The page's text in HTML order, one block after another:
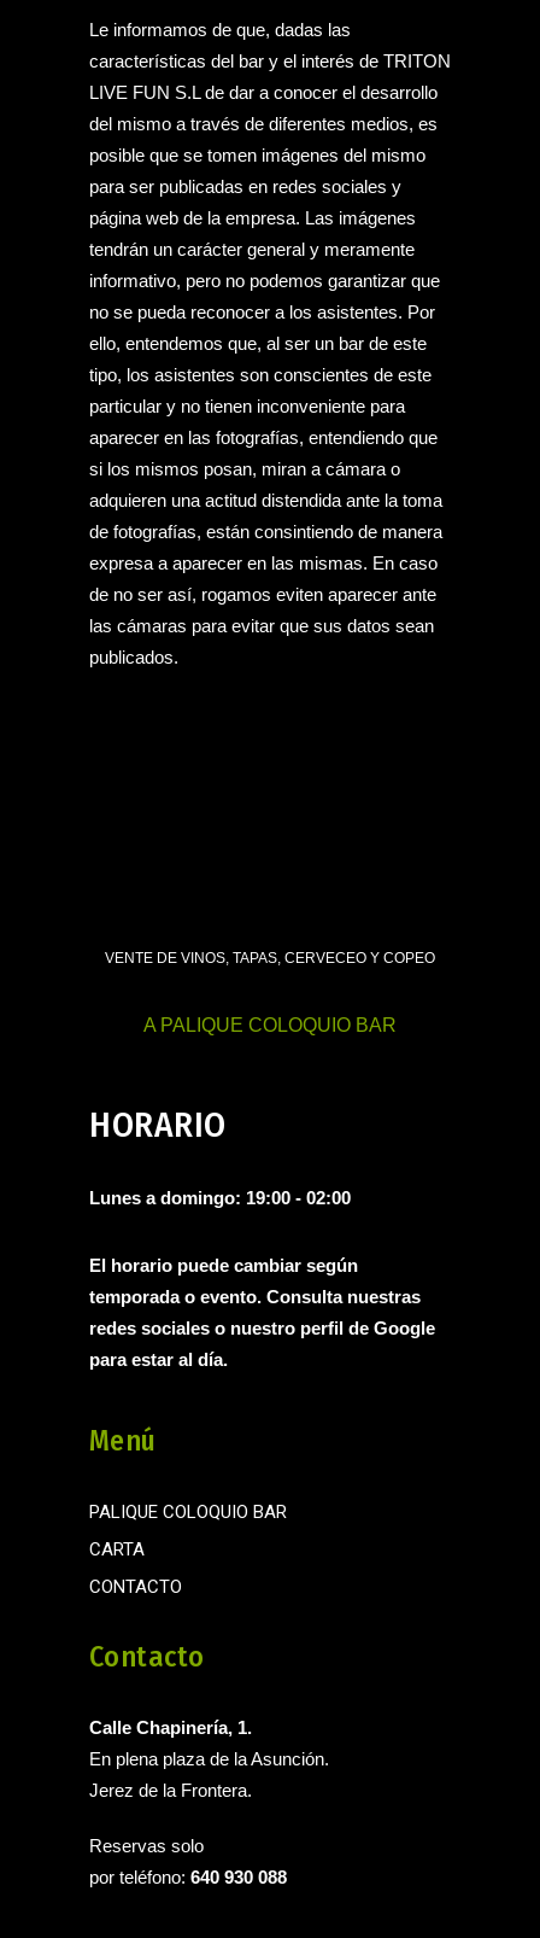
Le informamos de que, dadas las
características del bar y el interés de TRITON
LIVE FUN S.L de dar a conocer el desarrollo
del mismo a través de diferentes medios, es
posible que se tomen imágenes del mismo
para ser publicadas en redes sociales y
página web de la empresa. Las imágenes
tendrán un carácter general y meramente
informativo, pero no podemos garantizar que
no se pueda reconocer a los asistentes. Por
ello, entendemos que, al ser un bar de este
tipo, los asistentes son conscientes de este
particular y no tienen inconveniente para
aparecer en las fotografías, entendiendo que
si los mismos posan, miran a cámara o
adquieren una actitud distendida ante la toma
de fotografías, están consintiendo de manera
expresa a aparecer en las mismas. En caso
de no ser así, rogamos eviten aparecer ante
las cámaras para evitar que sus datos sean
publicados.
VENTE DE VINOS, TAPAS, CERVECEO Y COPEO
A PALIQUE COLOQUIO BAR
HORARIO
Lunes a domingo: 19:00 - 02:00
El horario puede cambiar según
temporada o evento. Consulta nuestras
redes sociales o nuestro perfil de Google
para estar al día.
Menú
PALIQUE COLOQUIO BAR
CARTA
CONTACTO
Contacto
Calle Chapinería, 1.
En plena plaza de la Asunción.
Jerez de la Frontera.
Reservas solo
por teléfono: 640 930 088